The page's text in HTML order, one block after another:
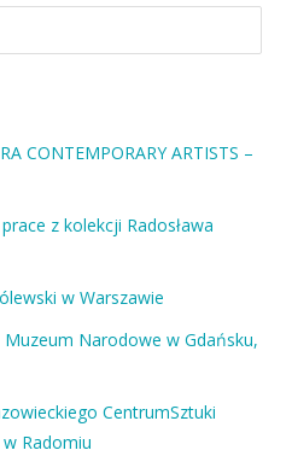
CONTEMPORARY ARTISTS –
z kolekcji Radosława
w Warszawie
Narodowe w Gdańsku,
CentrumSztuki
w Radomiu